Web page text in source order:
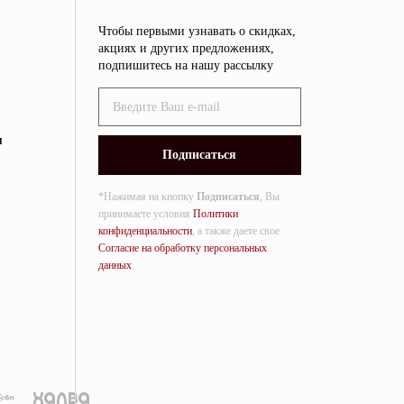
Чтобы первыми узнавать о скидках,
акциях и других предложениях,
подпишитесь на нашу рассылку
*Нажимая на кнопку Подписаться, Вы
принимаете условия Политики
конфиденциальности, а также даете свое
Согласие на обработку персональных
данных.